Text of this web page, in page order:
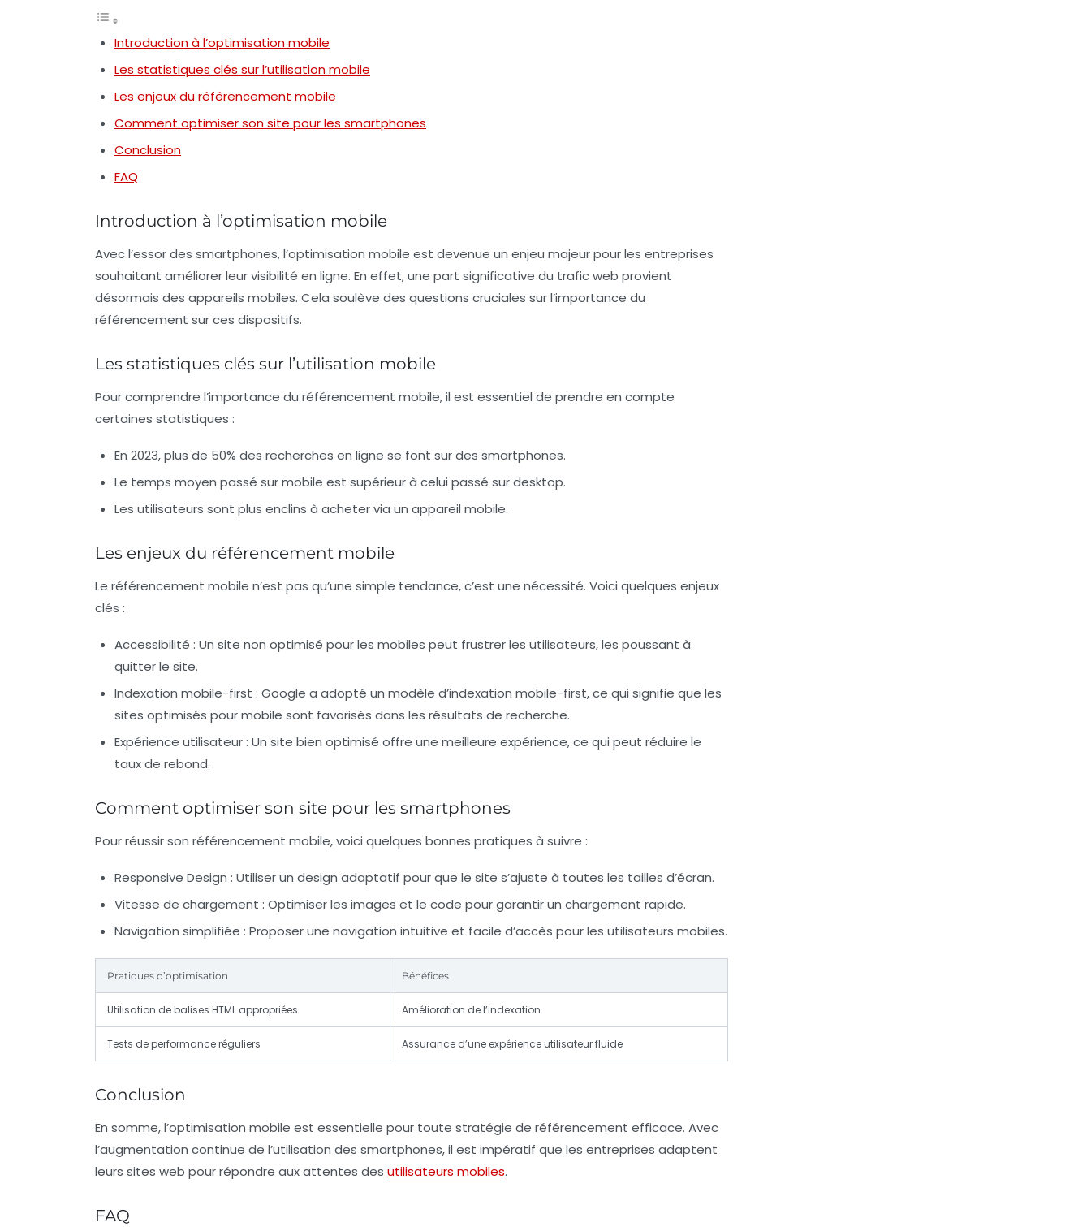
Introduction à l’optimisation mobile
Les statistiques clés sur l’utilisation mobile
Les enjeux du référencement mobile
Comment optimiser son site pour les smartphones
Conclusion
FAQ
Introduction à l’optimisation mobile
Avec l’essor des smartphones, l’optimisation mobile est devenue un enjeu majeur pour les entreprises
souhaitant améliorer leur visibilité en ligne. En effet, une part significative du trafic web provient
désormais des appareils mobiles. Cela soulève des questions cruciales sur l’importance du
référencement sur ces dispositifs.
Les statistiques clés sur l’utilisation mobile
Pour comprendre l’importance du référencement mobile, il est essentiel de prendre en compte
certaines statistiques :
En 2023, plus de 50% des recherches en ligne se font sur des smartphones.
Le temps moyen passé sur mobile est supérieur à celui passé sur desktop.
Les utilisateurs sont plus enclins à acheter via un appareil mobile.
Les enjeux du référencement mobile
Le référencement mobile n’est pas qu’une simple tendance, c’est une nécessité. Voici quelques enjeux
clés :
Accessibilité : Un site non optimisé pour les mobiles peut frustrer les utilisateurs, les poussant à
quitter le site.
Indexation mobile-first : Google a adopté un modèle d’indexation mobile-first, ce qui signifie que les
sites optimisés pour mobile sont favorisés dans les résultats de recherche.
Expérience utilisateur : Un site bien optimisé offre une meilleure expérience, ce qui peut réduire le
taux de rebond.
Comment optimiser son site pour les smartphones
Pour réussir son référencement mobile, voici quelques bonnes pratiques à suivre :
Responsive Design : Utiliser un design adaptatif pour que le site s’ajuste à toutes les tailles d’écran.
Vitesse de chargement : Optimiser les images et le code pour garantir un chargement rapide.
Navigation simplifiée : Proposer une navigation intuitive et facile d’accès pour les utilisateurs mobiles.
Pratiques d’optimisation Bénéfices
Utilisation de balises HTML appropriées Amélioration de l’indexation
Tests de performance réguliers Assurance d’une expérience utilisateur fluide
Conclusion
En somme, l’optimisation mobile est essentielle pour toute stratégie de référencement efficace. Avec
l’augmentation continue de l’utilisation des smartphones, il est impératif que les entreprises adaptent
leurs sites web pour répondre aux attentes des utilisateurs mobiles.
FAQ